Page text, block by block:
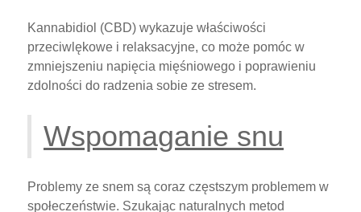
Kannabidiol (CBD) wykazuje właściwości
przeciwlękowe i relaksacyjne, co może pomóc w
zmniejszeniu napięcia mięśniowego i poprawieniu
zdolności do radzenia sobie ze stresem.
Wspomaganie snu
Problemy ze snem są coraz częstszym problemem w
społeczeństwie. Szukając naturalnych metod